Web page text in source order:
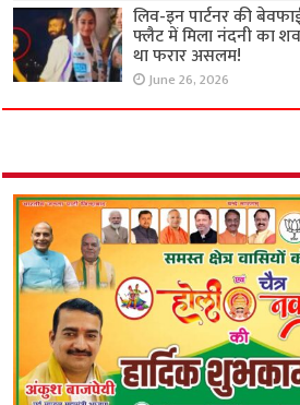
लिव-इन पार्टनर की
फ्लैट में मिला नंदनी का
था फरार असलम!
June 26, 2026